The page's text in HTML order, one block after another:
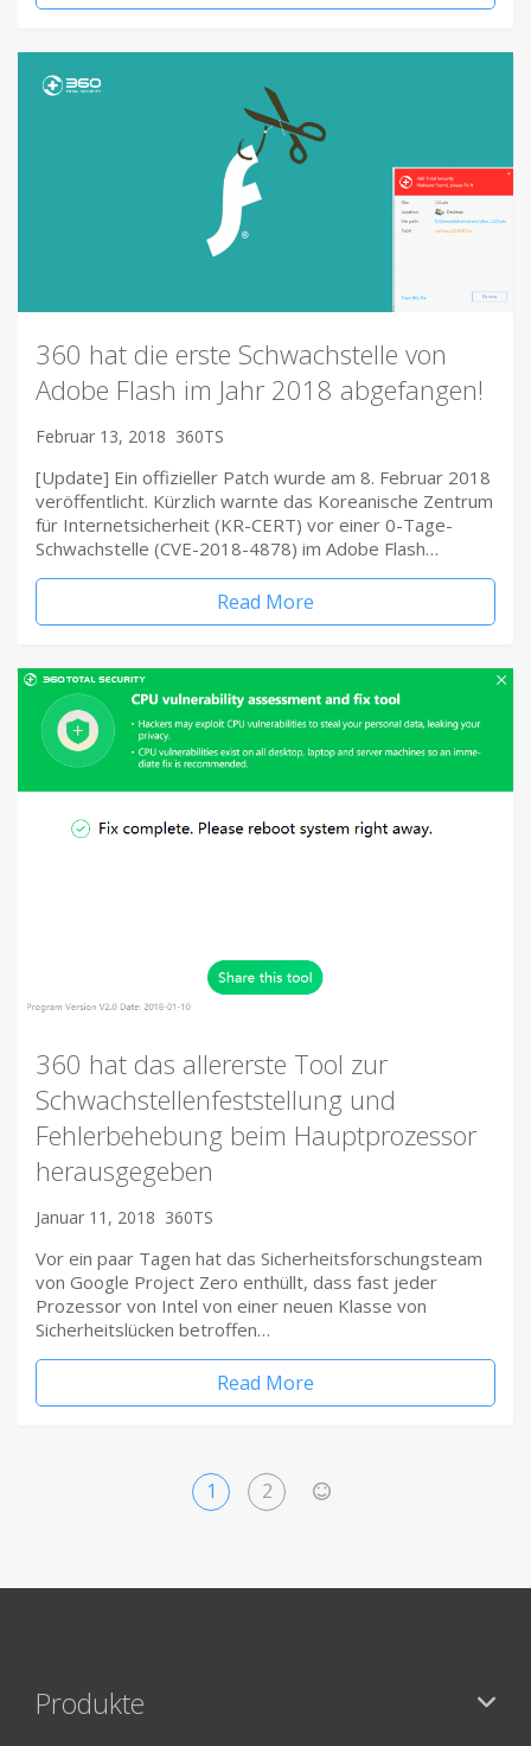
360 hat die erste Schwachstelle von
Adobe Flash im Jahr 2018 abgefangen!
Februar 13, 2018 360TS
[Update] Ein offizieller Patch wurde am 8. Februar 2018
veröffentlicht. Kürzlich warnte das Koreanische Zentrum
für Internetsicherheit (KR-CERT) vor einer 0-Tage-
Schwachstelle (CVE-2018-4878) im Adobe Flash…
Read More
360 hat das allererste Tool zur
Schwachstellenfeststellung und
Fehlerbehebung beim Hauptprozessor
herausgegeben
Januar 11, 2018 360TS
Vor ein paar Tagen hat das Sicherheitsforschungsteam
von Google Project Zero enthüllt, dass fast jeder
Prozessor von Intel von einer neuen Klasse von
Sicherheitslücken betroffen…
Read More
1 2
Produkte